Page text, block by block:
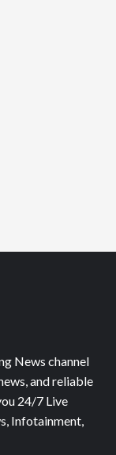
News channel
and reliable
24/7 Live
Infotainment,